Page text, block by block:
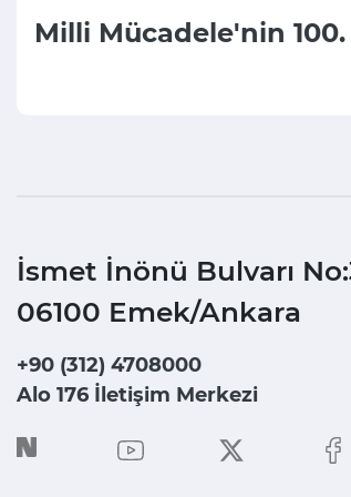
Milli Mücadele'nin 100.
İsmet İnönü Bulvarı
06100 Emek/Ankara
+90 (312) 4708000
Alo 176 İletişim Merkezi